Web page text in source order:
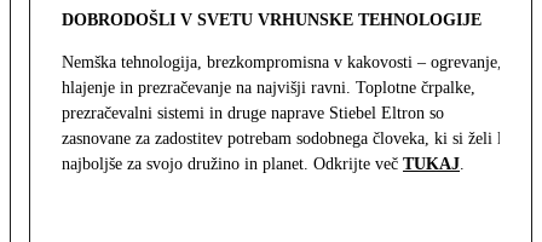
DOBRODOŠLI V SVETU VRHUNSKE TEHNOLOGIJE
Nemška tehnologija, brezkompromisna v kakovosti – ogrevanje,
hlajenje in prezračevanje na najvišji ravni. Toplotne črpalke,
prezračevalni sistemi in druge naprave Stiebel Eltron so
zasnovane za zadostitev potrebam sodobnega človeka, ki si želi le
najboljše za svojo družino in planet. Odkrijte več TUKAJ.